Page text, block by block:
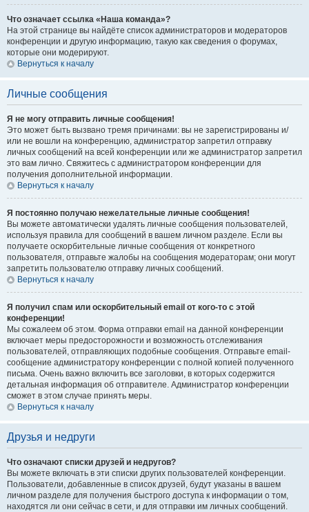
Что означает ссылка «Наша команда»?
На этой странице вы найдёте список администраторов и модераторов
конференции и другую информацию, такую как сведения о форумах,
которые они модерируют.
Вернуться к началу
Личные сообщения
Я не могу отправить личные сообщения!
Это может быть вызвано тремя причинами: вы не зарегистрированы и/
или не вошли на конференцию, администратор запретил отправку
личных сообщений на всей конференции или же администратор запретил
это вам лично. Свяжитесь с администратором конференции для
получения дополнительной информации.
Вернуться к началу
Я постоянно получаю нежелательные личные сообщения!
Вы можете автоматически удалять личные сообщения пользователей,
используя правила для сообщений в вашем личном разделе. Если вы
получаете оскорбительные личные сообщения от конкретного
пользователя, отправьте жалобы на сообщения модераторам; они могут
запретить пользователю отправку личных сообщений.
Вернуться к началу
Я получил спам или оскорбительный email от кого-то с этой
конференции!
Мы сожалеем об этом. Форма отправки email на данной конференции
включает меры предосторожности и возможность отслеживания
пользователей, отправляющих подобные сообщения. Отправьте email-
сообщение администратору конференции с полной копией полученного
письма. Очень важно включить все заголовки, в которых содержится
детальная информация об отправителе. Администратор конференции
сможет в этом случае принять меры.
Вернуться к началу
Друзья и недруги
Что означают списки друзей и недругов?
Вы можете включать в эти списки других пользователей конференции.
Пользователи, добавленные в список друзей, будут указаны в вашем
личном разделе для получения быстрого доступа к информации о том,
находятся ли они сейчас в сети, и для отправки им личных сообщений.